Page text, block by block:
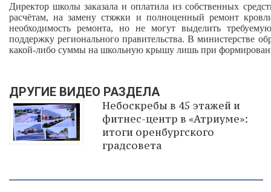
Директор школы заказала и оплатила из собственных
расчётам, на замену стяжки и полноценный ремонт
необходимость ремонта, но не могут выделить
поддержку регионального правительства. В министерстве
какой-либо суммы на школьную крышу лишь при
ДРУГИЕ ВИДЕО РАЗДЕЛА
Небоскребы в 45 этажей и
фитнес-центр в «Атриуме»:
итоги оренбургского
градсовета